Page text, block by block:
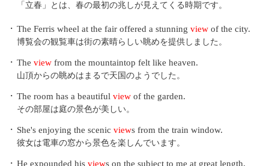
「立春」とは、春の最初の兆しが見えてくる時期です。
・ The Ferris wheel at the fair offered a stunning view of the city.
博覧会の観覧車は街の素晴らしい眺めを提供しました。
・ The view from the mountaintop felt like heaven.
山頂からの眺めはまるで天国のようでした。
・ The room has a beautiful view of the garden.
その部屋は庭の景色が美しい。
・ She's enjoying the scenic views from the train window.
彼女は電車の窓から景色を楽しんでいます。
・ He expounded his views on the subject to me at great length.